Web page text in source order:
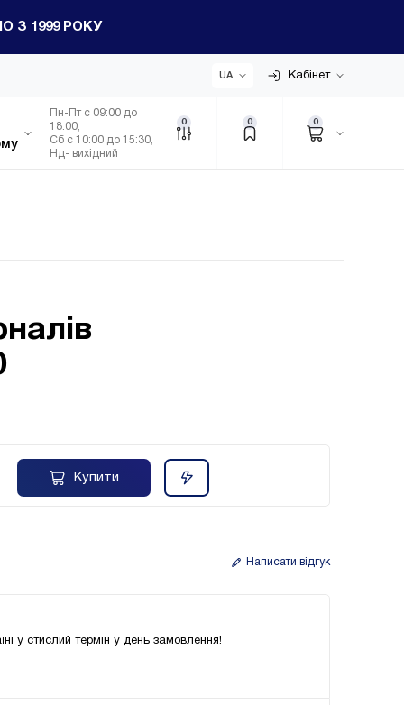
З 1999 РОКУ
UA Кабінет
Пн-Пт с 09:00 до
18:00,
Сб с 10:00 до 15:30,
Нд- вихідний
0 0 0
Купити
Написати відгук
у стислий термін у день замовлення!